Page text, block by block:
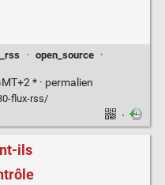
· open_source
·
* · permalien
flux-rss/
·
ils